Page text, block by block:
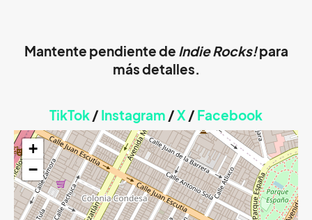
Mantente pendiente de Indie Rocks!para
más detalles.
TikTok/ Instagram /X / Facebook
+
−